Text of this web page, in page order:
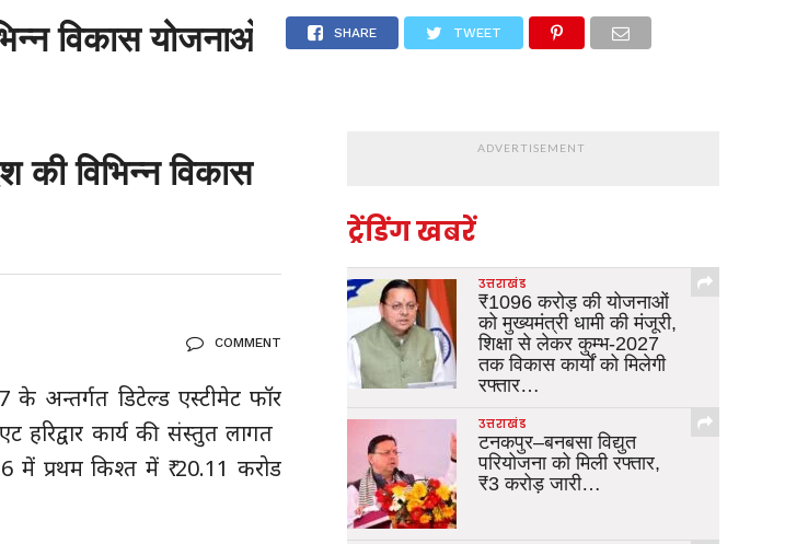
धर्म-संस्कृति राजनीति संपर्क करें
विकास योजनाओं की वित्तीय स्वीकृति…
SHARE TWEET
की विभिन्न विकास
COMMENT
के अन्तर्गत डिटेल्ड एस्टीमेट फॉर
कार्य की संस्तुत लागत ₹
में प्रथम किश्त में ₹ 20.11 करोड
ADVERTISEMENT
ट्रेंडिंग खबरें
उत्तराखंड
₹1096 करोड़ की योजनाओं
को मुख्यमंत्री धामी की मंजूरी,
शिक्षा से लेकर कुम्भ-2027
तक विकास कार्यों को मिलेगी
रफ्तार…
उत्तराखंड
टनकपुर–बनबसा विद्युत
परियोजना को मिली रफ्तार,
₹3 करोड़ जारी…